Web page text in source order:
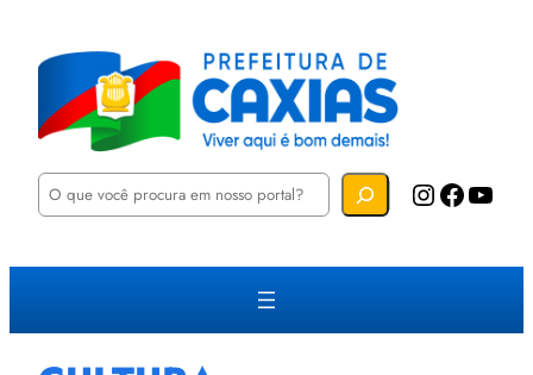
P
u
a
Instagram Facebook YouTube